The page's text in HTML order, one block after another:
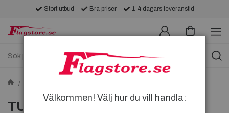
Stort utbud Bra priser 1-4 dagars leveranstid
TURTLE WAX
Välkommen! Välj hur du vill handla: